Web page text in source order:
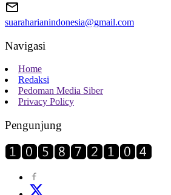
suaraharianindonesia@gmail.com
Navigasi
Home
Redaksi
Pedoman Media Siber
Privacy Policy
Pengunjung